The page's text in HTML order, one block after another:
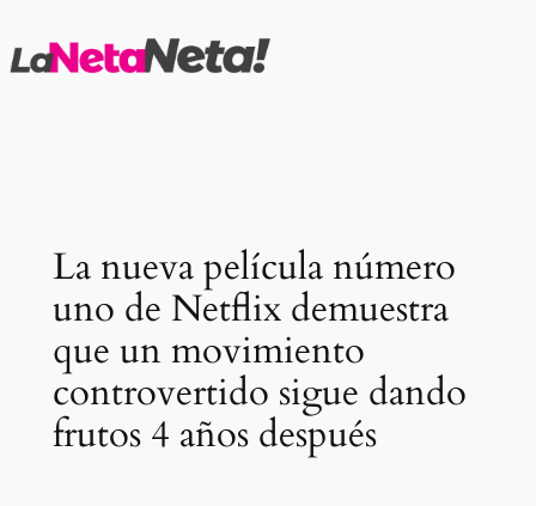
al
La nueva película número
uno de Netflix demuestra
que un movimiento
controvertido sigue dando
frutos 4 años después